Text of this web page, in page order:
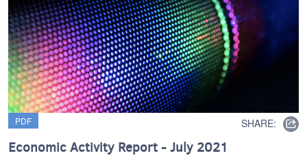
PDF SHARE:
Economic Activity Report - July 2021